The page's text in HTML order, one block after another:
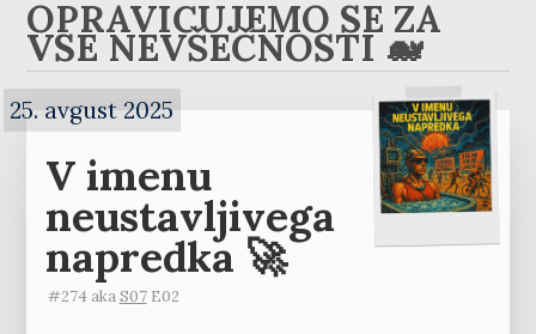
OPRAVIČUJEMO SE ZA
VSE NEVŠEČNOSTI 🐋
25. avgust 2025
V imenu
neustavljivega
napredka 🚀
#274 akaS07E02